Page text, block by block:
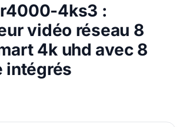
4ks3 :
vidéo réseau 8
4k uhd avec 8
intégrés